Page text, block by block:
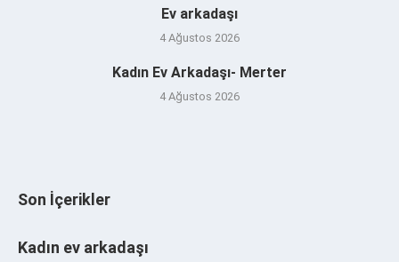
Ev arkadaşı
4 Ağustos 2026
Kadın Ev Arkadaşı- Merter
4 Ağustos 2026
Son İçerikler
Kadın ev arkadaşı